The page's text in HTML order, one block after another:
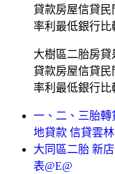
貸款房屋信貸
率利最低銀行
大樹區二胎房
貸款房屋信貸
率利最低銀行
一、二、三胎
地貸款 信貸雲
大同區二胎 新
表@E@